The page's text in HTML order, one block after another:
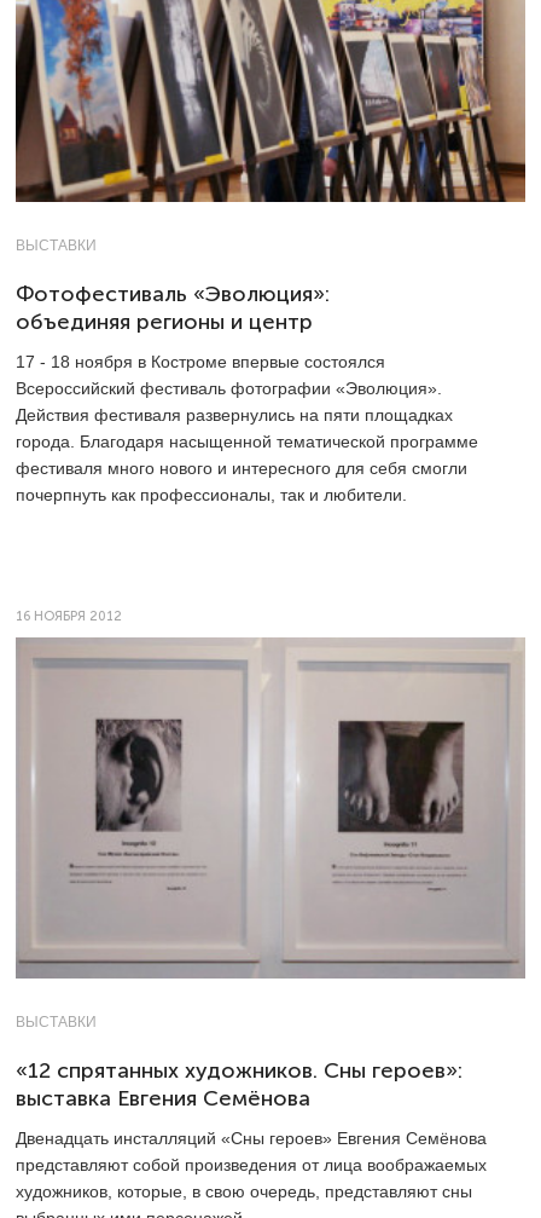
ВЫСТАВКИ
Фотофестиваль «Эволюция»:
объединяя регионы и центр
17 - 18 ноября в Костроме впервые состоялся
Всероссийский фестиваль фотографии «Эволюция».
Действия фестиваля развернулись на пяти площадках
города. Благодаря насыщенной тематической программе
фестиваля много нового и интересного для себя смогли
почерпнуть как профессионалы, так и любители.
16 НОЯБРЯ 2012
ВЫСТАВКИ
«12 спрятанных художников. Сны героев»:
выставка Евгения Семёнова
Двенадцать инсталляций «Сны героев» Евгения Семёнова
представляют собой произведения от лица воображаемых
художников, которые, в свою очередь, представляют сны